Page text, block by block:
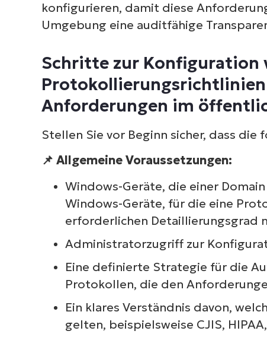
konfigurieren, damit diese
Umgebung eine auditfähige
Schritte zur Konfiguration
Anforderungen im
Stellen Sie vor Beginn sicher, dass
📌 Allgemeine Voraussetzungen:
Windows-Geräte, die einer
Windows-Geräte, für die eine
erforderlichen Detaillierungsgrad
Administratorzugriff zur
Eine definierte Strategie für die
Protokollen, die den
Ein klares Verständnis davon,
gelten, beispielsweise CJIS,